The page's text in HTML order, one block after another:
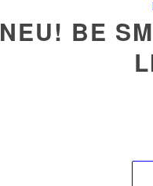
NEU! BE